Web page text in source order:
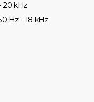
20 kHz
Hz – 18 kHz